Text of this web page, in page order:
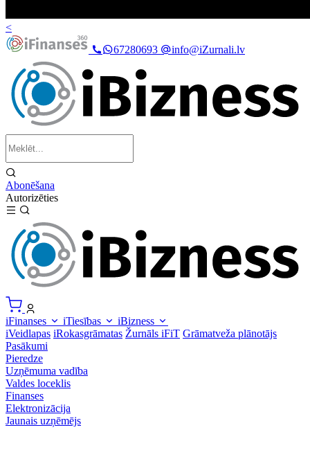
<
67280693
info@iZurnali.lv
Abonēšana
Autorizēties
iFinanses iTiesības
iBizness
iVeidlapas iRokasgrāmatas Žurnāls iFiT Grāmatveža plānotājs
Pasākumi
Pieredze
Uzņēmuma vadība
Valdes loceklis
Finanses
Elektronizācija
Jaunais uzņēmējs